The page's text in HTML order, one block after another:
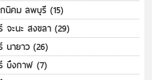
นิคม ลพบุรี (15)
จะนะ สงขลา (29)
นายาว (26)
ร์ บึงกาฬ (7)